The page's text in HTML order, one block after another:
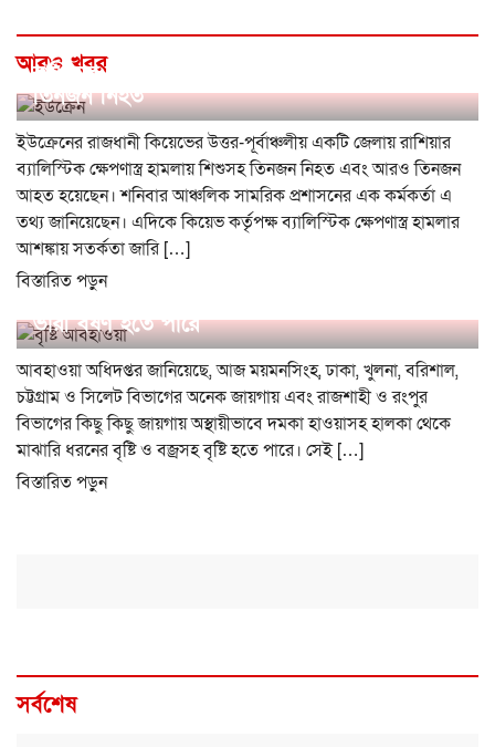
আরও খবর
রাশিয়ার ব্যালিস্টিক ক্ষেপণাস্ত্র হামলায় শিশুসহ
তিনজন নিহত
ইউক্রেনের রাজধানী কিয়েভের উত্তর-পূর্বাঞ্চলীয় একটি জেলায় রাশিয়ার
ব্যালিস্টিক ক্ষেপণাস্ত্র হামলায় শিশুসহ তিনজন নিহত এবং আরও তিনজন
আহত হয়েছেন। শনিবার আঞ্চলিক সামরিক প্রশাসনের এক কর্মকর্তা এ
তথ্য জানিয়েছেন। এদিকে কিয়েভ কর্তৃপক্ষ ব্যালিস্টিক ক্ষেপণাস্ত্র হামলার
আশঙ্কায় সতর্কতা জারি […]
বিস্তারিত পড়ুন
ভারী বর্ষণ হতে পারে
আবহাওয়া অধিদপ্তর জানিয়েছে, আজ ময়মনসিংহ, ঢাকা, খুলনা, বরিশাল,
চট্টগ্রাম ও সিলেট বিভাগের অনেক জায়গায় এবং রাজশাহী ও রংপুর
বিভাগের কিছু কিছু জায়গায় অস্থায়ীভাবে দমকা হাওয়াসহ হালকা থেকে
মাঝারি ধরনের বৃষ্টি ও বজ্রসহ বৃষ্টি হতে পারে। সেই […]
বিস্তারিত পড়ুন
সর্বশেষ